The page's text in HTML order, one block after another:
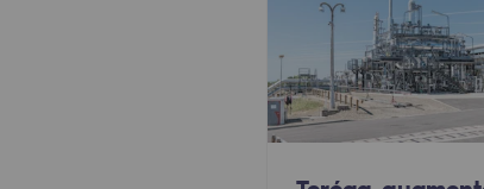
Pyrogazéification et
Captage de CO2